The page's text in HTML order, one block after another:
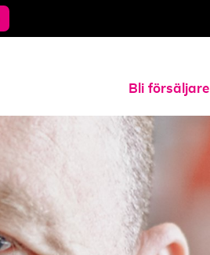
Bli försäljare